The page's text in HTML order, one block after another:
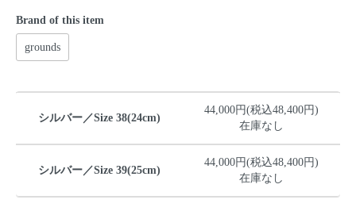
Brand of this item
grounds
シルバー／Size 38(24cm)
44,000円(税込48,400円)
在庫なし
シルバー／Size 39(25cm)
44,000円(税込48,400円)
在庫なし